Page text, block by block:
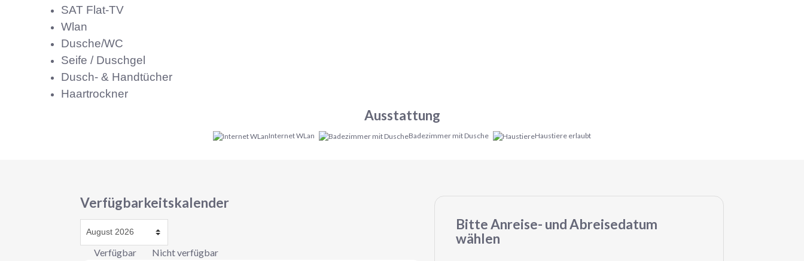
SAT Flat-TV
Wlan
Dusche/WC
Seife / Duschgel
Dusch- & Handtücher
Haartrockner
Ausstattung
Internet WLan Badezimmer mit Dusche Haustiere erlaubt
Verfügbarkeitskalender
Verfügbar Nicht verfügbar
Bitte Anreise- und Abreisedatum
wählen